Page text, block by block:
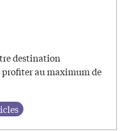
destination
au maximum de